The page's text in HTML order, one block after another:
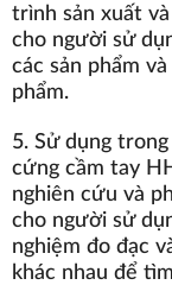
trình sản xuất
cho người sử
các sản phẩm
phẩm.
5. Sử dụng
cứng cầm tay
nghiên cứu và
cho người sử
nghiệm đo đạc
khác nhau để